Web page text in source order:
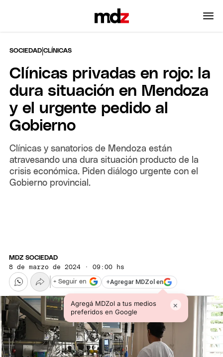
SOCIEDAD |CLÍNICAS
Clínicas privadas en rojo: la
dura situación en Mendoza
y el urgente pedido al
Gobierno
Clínicas y sanatorios de Mendoza están
atravesando una dura situación producto de la
crisis económica. Piden diálogo urgente con el
Gobierno provincial.
MDZ SOCIEDAD
8 de marzo de 2024 · 09:00 hs
+Agregar MDZol en
Agregá MDZol a tus medios
preferidos en Google
×
+ Seguir en